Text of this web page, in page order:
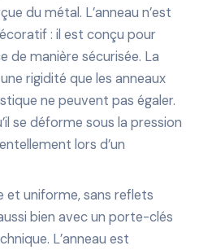
du métal. L’anneau n’est
: il est conçu pour
de manière sécurisée. La
rigidité que les anneaux
ne peuvent pas égaler.
se déforme sous la pression
lors d’un
et uniforme, sans reflets
bien avec un porte-clés
L’anneau est